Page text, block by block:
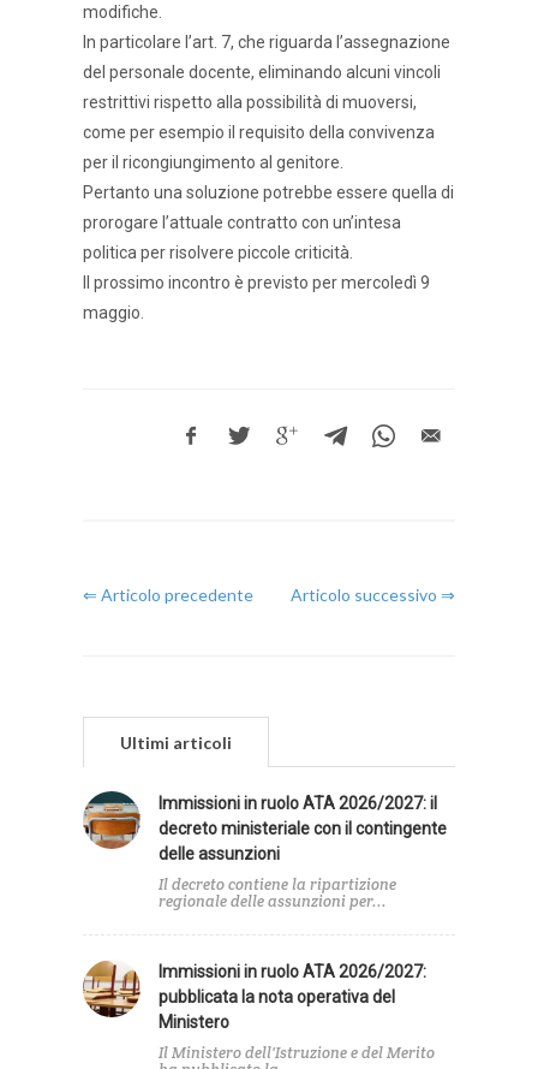
modifiche.
In particolare l’art. 7, che riguarda l’assegnazione
del personale docente, eliminando alcuni vincoli
restrittivi rispetto alla possibilità di muoversi,
come per esempio il requisito della convivenza
per il ricongiungimento al genitore.
Pertanto una soluzione potrebbe essere quella di
prorogare l’attuale contratto con un’intesa
politica per risolvere piccole criticità.
Il prossimo incontro è previsto per mercoledì 9
maggio.
⇐ Articolo precedente Articolo successivo ⇒
Ultimi articoli
Immissioni in ruolo ATA 2026/2027: il
decreto ministeriale con il contingente
delle assunzioni
Il decreto contiene la ripartizione
regionale delle assunzioni per...
Immissioni in ruolo ATA 2026/2027:
pubblicata la nota operativa del
Ministero
Il Ministero dell'Istruzione e del Merito